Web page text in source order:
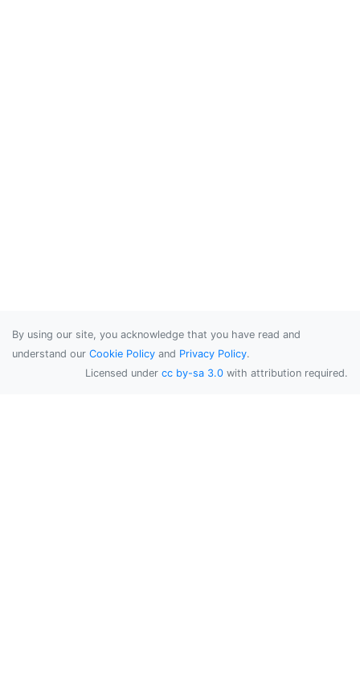
By using our site, you acknowledge that you have read and
understand our Cookie Policy and Privacy Policy.
Licensed under cc by-sa 3.0 with attribution required.